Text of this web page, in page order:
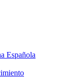
Española